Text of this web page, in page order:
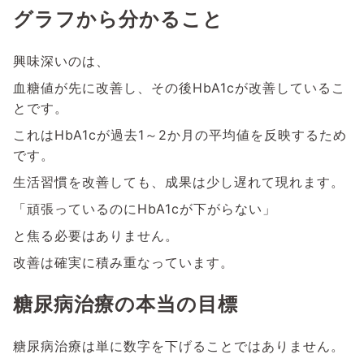
グラフから分かること
興味深いのは、
血糖値が先に改善し、その後HbA1cが改善しているこ
とです。
これはHbA1cが過去1～2か月の平均値を反映するため
です。
生活習慣を改善しても、成果は少し遅れて現れます。
「頑張っているのにHbA1cが下がらない」
と焦る必要はありません。
改善は確実に積み重なっています。
糖尿病治療の本当の目標
糖尿病治療は単に数字を下げることではありません。